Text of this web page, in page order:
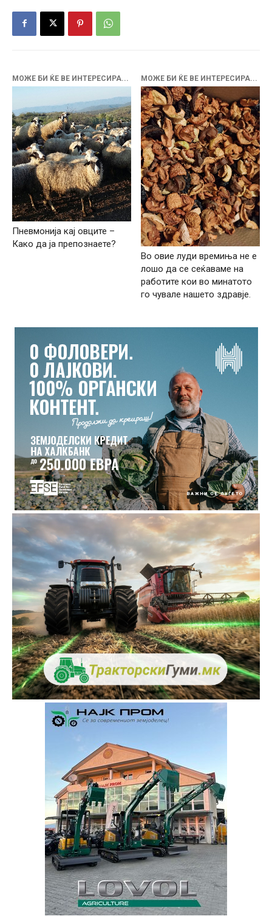
МОЖЕ БИ ЌЕ ВЕ ИНТЕРЕСИРА...
Пневмонија кај овците –
Како да ја препознаете?
МОЖЕ БИ ЌЕ ВЕ ИНТЕРЕСИРА...
Во овие луди времиња не е
лошо да се сеќаваме на
работите кои во минатото
го чувале нашето здравје.